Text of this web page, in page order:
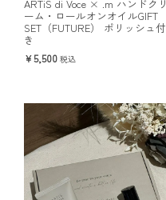
ARTiS di Voce × .m ハンドクリ
ーム・ロールオンオイルGIFT
SET（FUTURE） ポリッシュ付
き
5,500 税込